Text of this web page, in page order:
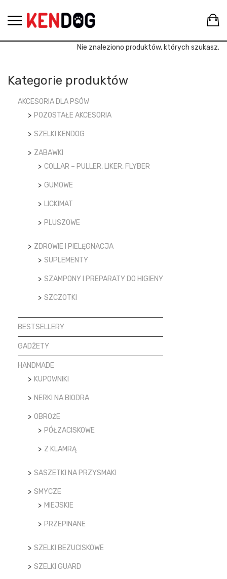
Nie znaleziono produktów, których szukasz.
Kategorie produktów
AKCESORIA DLA PSÓW
POZOSTAŁE AKCESORIA
SZELKI KENDOG
ZABAWKI
COLLAR – PULLER, LIKER, FLYBER
GUMOWE
LICKIMAT
PLUSZOWE
ZDROWIE I PIELĘGNACJA
SUPLEMENTY
SZAMPONY I PREPARATY DO HIGIENY
SZCZOTKI
BESTSELLERY
GADŻETY
HANDMADE
KUPOWNIKI
NERKI NA BIODRA
OBROŻE
PÓŁZACISKOWE
Z KLAMRĄ
SASZETKI NA PRZYSMAKI
SMYCZE
MIEJSKIE
PRZEPINANE
SZELKI BEZUCISKOWE
SZELKI GUARD